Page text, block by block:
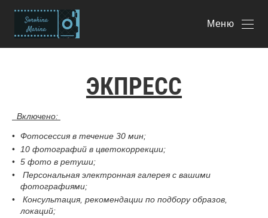
Меню
ЭКПРЕСС
Включено:
Фотосессия в течение 30 мин;
10 фотографий в цветокоррекции;
5 фото в ретуши;
Персональная электронная галерея с вашими
фотографиями;
Консультация, рекомендации по подбору образов,
локаций;